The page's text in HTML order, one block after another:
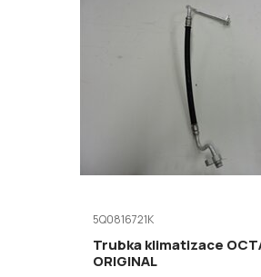
5Q0816721K
Trubka klimatizace
ORIGINAL